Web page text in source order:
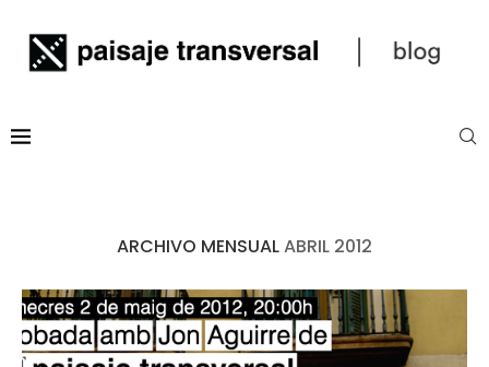
ARCHIVO MENSUALABRIL 2012